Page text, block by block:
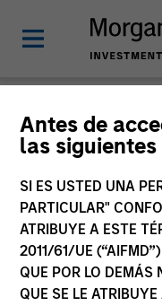
Antes de
las
SI ES USTED UNA
PARTICULAR"
ATRIBUYE A ESTE
2011/61/UE
QUE POR LO DEMÁS
QUE SE LE
Sala de
270de270resultados